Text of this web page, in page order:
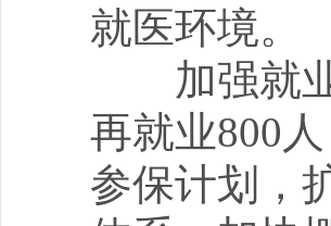
就医环境。
加强就业
再就业800
参保计划，